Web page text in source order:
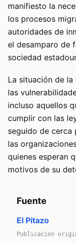
manifiesto la
los procesos
autoridades de
el desamparo de
sociedad
La situación de
las
incluso aquellos
cumplir con las
seguido de cerca
las
quienes esperan
motivos de su
Fuente
El Pitazo
Publicacion